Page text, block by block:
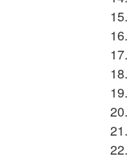
15.
16.
17.
18.
19.
20.
21.
22.